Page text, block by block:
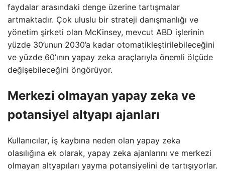
faydalar arasındaki denge üzerine tartışmalar
artmaktadır. Çok uluslu bir strateji danışmanlığı ve
yönetim şirketi olan McKinsey, mevcut ABD işlerinin
yüzde 30’unun 2030’a kadar otomatikleştirilebileceğini
ve yüzde 60’ının yapay zeka araçlarıyla önemli ölçüde
değişebileceğini öngörüyor.
Merkezi olmayan yapay zeka ve
potansiyel altyapı ajanları
Kullanıcılar, iş kaybına neden olan yapay zeka
olasılığına ek olarak, yapay zeka ajanlarını ve merkezi
olmayan altyapıları yayma potansiyelini de tartışıyorlar.